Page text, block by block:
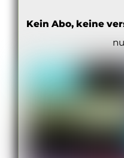
Kein Abo, keine